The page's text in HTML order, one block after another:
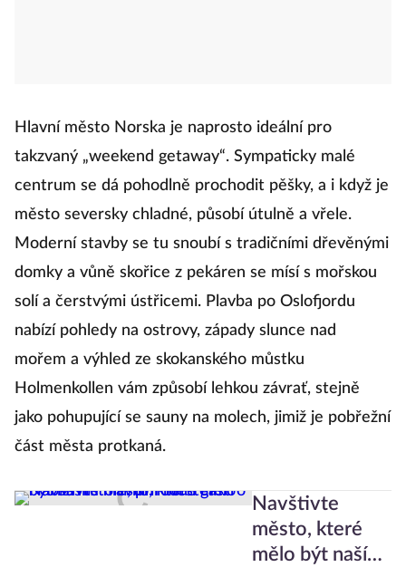
Hlavní město Norska je naprosto ideální pro
takzvaný „weekend getaway“. Sympaticky malé
centrum se dá pohodlně prochodit pěšky, a i když je
město seversky chladné, působí útulně a vřele.
Moderní stavby se tu snoubí s tradičními dřevěnými
domky a vůně skořice z pekáren se mísí s mořskou
solí a čerstvými ústřicemi. Plavba po Oslofjordu
nabízí pohledy na ostrovy, západy slunce nad
mořem a výhled ze skokanského můstku
Holmenkollen vám způsobí lehkou závrať, stejně
jako pohupující se sauny na molech, jimiž je pobřežní
část města protkaná.
Navštivte
město, které
mělo být naším